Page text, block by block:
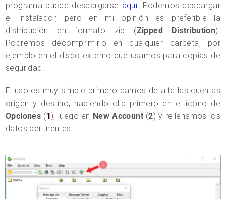
programa puede descargarse aquí. Podemos descargar
el instalador, pero en mi opinión es preferible la
distribución en formato zip (Zipped Distribution).
Podremos decomprimirlo en cualquier carpeta, por
ejemplo en el disco externo que usamos para copias de
seguridad.
El uso es muy simple primero damos de alta las cuentas
origen y destino, haciendo clic primero en el icono de
Opciones (1 ), luego en New Account (2) y rellenamos los
datos pertinentes